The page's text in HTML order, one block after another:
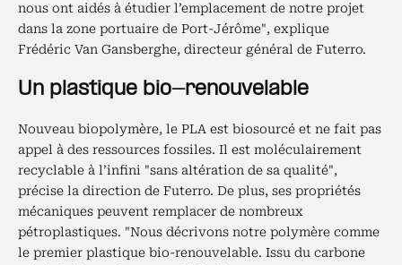
nous ont aidés à étudier l’emplacement de notre projet
dans la zone portuaire de Port-Jérôme", explique
Frédéric Van Gansberghe, directeur général de Futerro.
Un plastique bio-renouvelable
Nouveau biopolymère, le PLA est biosourcé et ne fait pas
appel à des ressources fossiles. Il est moléculairement
recyclable à l’infini "sans altération de sa qualité",
précise la direction de Futerro. De plus, ses propriétés
mécaniques peuvent remplacer de nombreux
pétroplastiques. "Nous décrivons notre polymère comme
le premier plastique bio-renouvelable. Issu du carbone